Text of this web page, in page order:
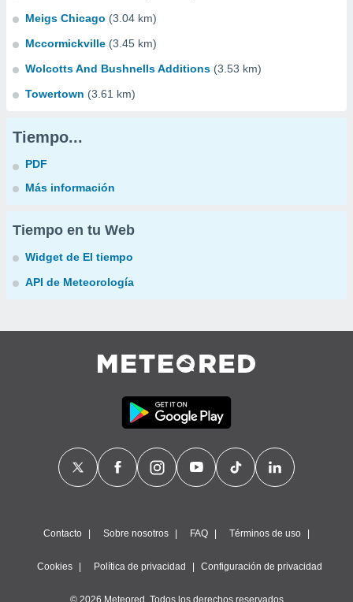
Meigs Chicago (3.04 km)
Mccormickville (3.45 km)
Wolcotts And Bushnells Additions (3.53 km)
Towertown (3.61 km)
Tiempo...
PDF
Más información
Tiempo en tu Web
Widget de El tiempo
API de Meteorología
Contacto Sobre nosotros FAQ Términos de uso
Cookies Política de privacidad Configuración de privacidad
© 2026 Meteored. Todos los derechos reservados